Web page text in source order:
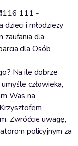
111 -
dzieci i młodzieży
zaufania dla
dla Osób
Na ile dobrze
człowieka,
Was na
Zwróćcie uwagę,
policyjnym za